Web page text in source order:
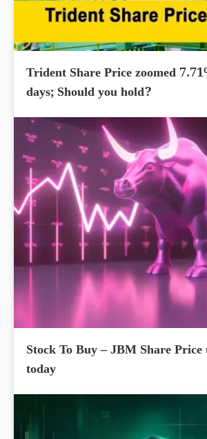
Trident Share Price zoomed
days; Should you hold?
Stock To Buy – JBM Share
today